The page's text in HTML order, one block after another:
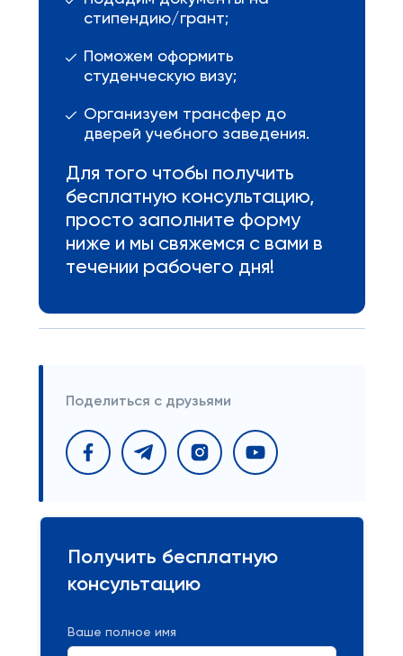
стипендию/грант;
Поможем оформить
студенческую визу;
Организуем трансфер до
дверей учебного заведения.
Для того чтобы получить
бесплатную консультацию,
просто заполните форму
ниже и мы свяжемся с вами в
течении рабочего дня!
Поделиться с друзьями
Получить бесплатную
консультацию
Ваше полное имя